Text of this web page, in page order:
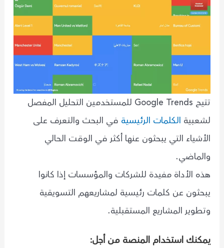
تتيح Google Trends للمستخدمين التحليل المفصل
لشعبية الكلمات الرئيسية في البحث والتعرف على
الأشياء التي يبحثون عنها أكثر في الوقت الحالي
والماضي.
هذه الأداة مفيدة للشركات والمؤسسات إذا كانوا
يبحثون عن كلمات رئيسية لمشاريعهم التسويقية
وتطوير المشاريع المستقبلية.
يمكنك استخدام المنصة من أجل: